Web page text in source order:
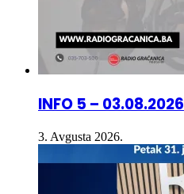
INFO 5 – 03.08.2026
3. Avgusta 2026.